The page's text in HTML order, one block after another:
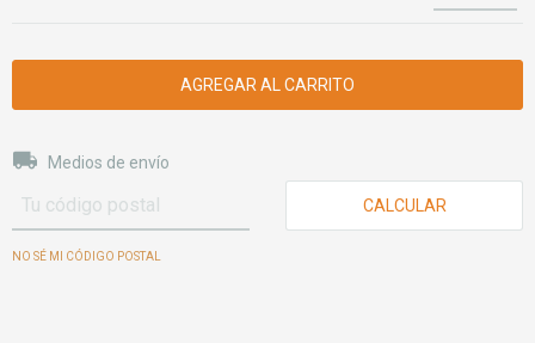
Entregas para el CP:
Medios de envío
CALCULAR
NO SÉ MI CÓDIGO POSTAL